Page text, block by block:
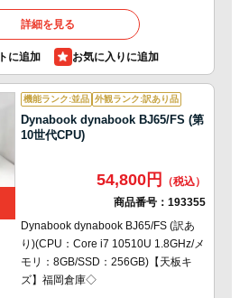
詳細を見る
に追加
機能ランク:並品 外観ランク:訳あり品
Dynabook dynabook BJ65/FS (第
10世代CPU)
54,800円
商品番号： 193355
Dynabook dynabook BJ65/FS (訳あ
り)(CPU：Core i7 10510U 1.8GHz/メ
モリ：8GB/SSD：256GB)【天板キ
ズ】福岡倉庫◇